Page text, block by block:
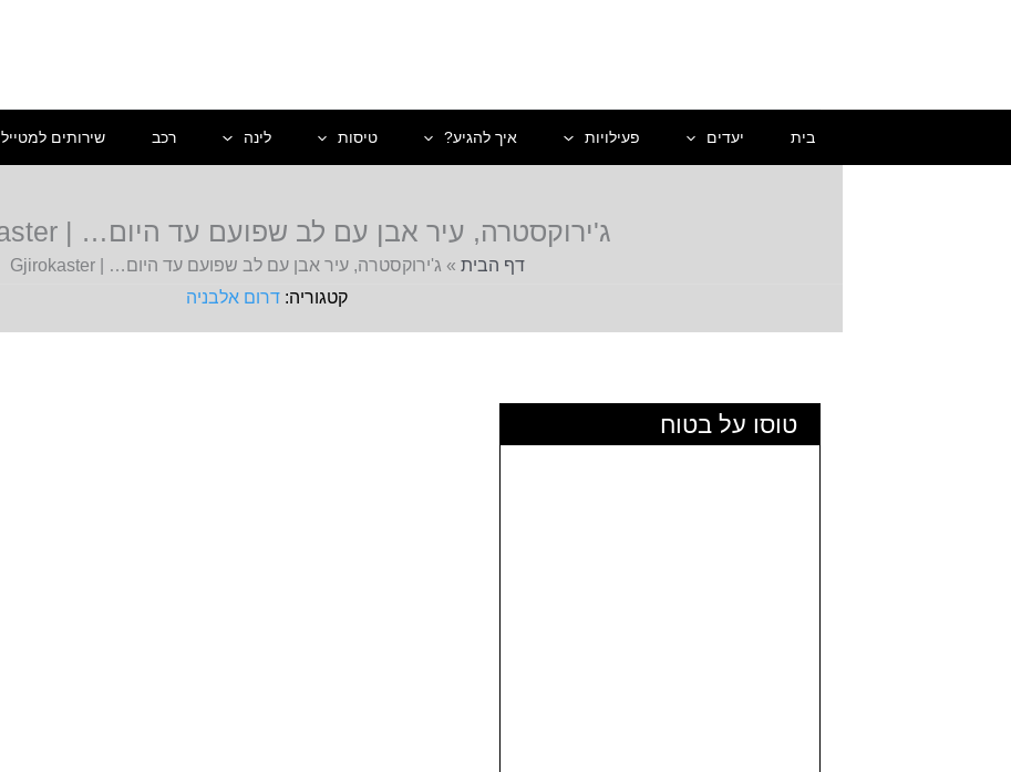
בית יעדים פעילויות איך להגיע? טיסות לינה רכב שירותים למטייל
ג'ירוקסטרה, עיר אבן עם לב שפועם עד היום… | Gjirokaster
דף הבית » ג'ירוקסטרה, עיר אבן עם לב שפועם עד היום… | Gjirokaster
דרום אלבניה
טוסו על בטוח